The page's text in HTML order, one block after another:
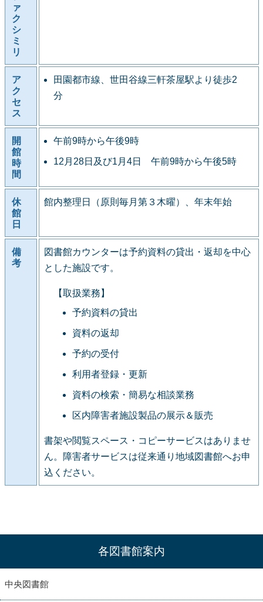
ァ
ク
シ
ミ
リ
ア
ク
セ
ス
田園都市線、世田谷線三軒茶屋駅より徒歩2
分
開
館
時
間
午前9時から午後9時
12月28日及び1月4日 午前9時から午後5時
休
館
日
館内整理日（原則毎月第３木曜）、年末年始
備
考
図書館カウンターは予約資料の貸出・返却を中心
とした施設です。
【取扱業務】
予約資料の貸出
資料の返却
予約の受付
利用者登録・更新
資料の検索・簡易な相談業務
区内障害者施設製品の展示＆販売
書架や閲覧スペース・コピーサービスはありませ
ん。障害者サービスは従来通り地域図書館へお申
込ください。
各図書館案内
中央図書館